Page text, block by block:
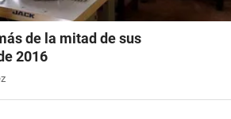
de la mitad de sus
2016